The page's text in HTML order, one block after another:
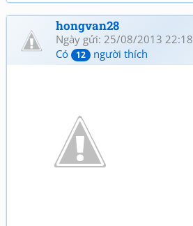
hongvan28
Ngày gửi: 25/08/2013 22:18
Có
12 người thích